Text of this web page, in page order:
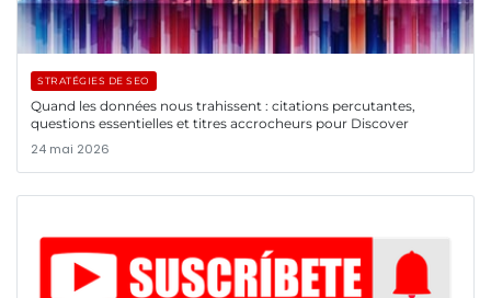
STRATÉGIES DE SEO
Quand les données nous trahissent : citations percutantes,
questions essentielles et titres accrocheurs pour Discover
24 mai 2026